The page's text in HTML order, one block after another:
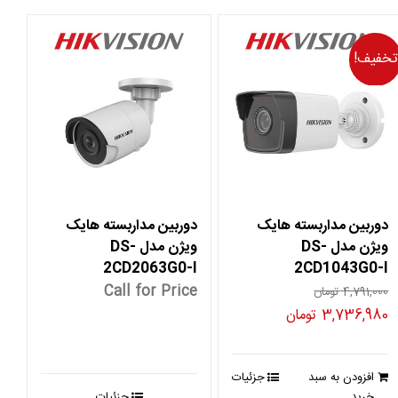
تخفیف!
دوربین مداربسته هایک
ویژن مدل DS-
2CD1043G0-I
4,791,000تومان
قیمت
بود.
3,736,980 تومانقیمت
است.
افزودن به سبد
جزئیات
دوربین مداربسته هایک
ویژن مدل DS-
2CD2063G0-I
Call for Price